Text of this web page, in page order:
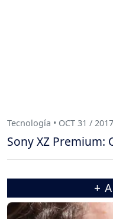
Tecnología • OCT 31 / 2017
Sony XZ Premium:
+